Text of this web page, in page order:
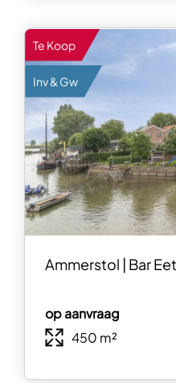
Te Koop
Inv & Gw
Ammerstol | Bar
op aanvraag
450 m²